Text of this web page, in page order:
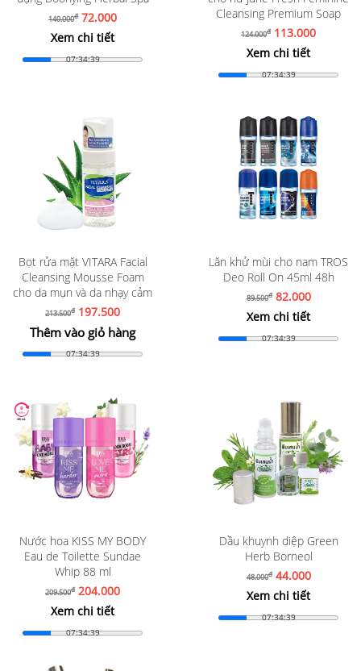
140.000đ 72.000
Xem chi tiết
07:34:37
Cleansing Premium Soap
124.000đ 113.000
Xem chi tiết
07:34:37
Bọt rửa mặt VITARA Facial
Cleansing Mousse Foam
cho da mụn và da nhạy cảm
213.500đ 197.500
Thêm vào giỏ hàng
07:34:37
Lăn khử mùi cho nam TROS
Deo Roll On 45ml 48h
89.500đ82.000
Xem chi tiết
07:34:37
Nước hoa KISS MY BODY
Eau de Toilette Sundae
Whip 88 ml
209.500đ 204.000
Xem chi tiết
07:34:37
Dầu khuynh diệp Green
Herb Borneol
48.000đ44.000
Xem chi tiết
07:34:37